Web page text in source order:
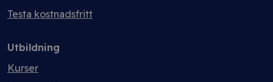
Testa kostnadsfritt
Utbildning
Kurser